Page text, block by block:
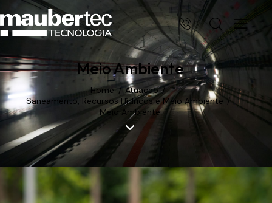
Meio Ambiente
Home
Atuação
Saneamento, Recursos Hídricos e Meio Ambiente
Meio Ambiente